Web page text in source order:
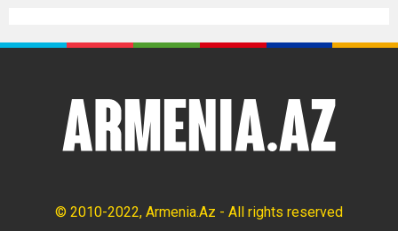
© 2010-2022, Armenia.Az - All rights reserved